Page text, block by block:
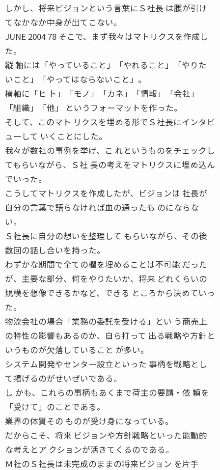
しかし、将来ビジョンという言葉にＳ社長 は腰が引け
てなかなか中身が出てこない。
JUNE 2004 78 そこで、まず我々はマトリクスを作成し
た。
縦 軸には「やっていること」「やれること」「やりた
いこと」「やってはならないこと」。
横軸に「ヒ ト」「モノ」「カネ」「情報」「会社」
「組織」「他」 というフォーマットを作った。
そして、このマト リクスを埋める形でＳ社長にインタビ
ューして いくことにした。
我々が数社の事例を挙げ、こ れというものをチェックし
てもらいながら、Ｓ社 長の考えをマトリクスに埋め込ん
でいった。
こうしてマトリクスを作成したが、ビジョンは 社長が
自分の言葉で語らなければ血の通ったも のにならな
い。
Ｓ社長に自分の想いを整理して もらいながら、その後
数回の話し合いを持った。
わずかな期間で全ての欄を埋めることは不可能 だった
が、主要な部分、何をやりたいか、将来 どれくらいの
規模を想像できるかなど、できる ところから決めていっ
た。
物流会社の場合「業務の委託を受ける」とい う商売上
の特性の影響もあるのか、自ら打って 出る戦略や方針と
いうものが欠落していること が多い。
システム開発やセンター設立といった 事柄を戦略とし
て掲げるのがせいぜいである。
し かも、これらの事柄もあくまで荷主の要請・依 頼を
「受けて」のことである。
業界の体質その ものが受け身になっている。
だからこそ、将来 ビジョンや方針戦略といった能動的
な考えとア クションが活きてくるのである。
Ｍ社のＳ社長は未完成のままの将来ビジョン を片手